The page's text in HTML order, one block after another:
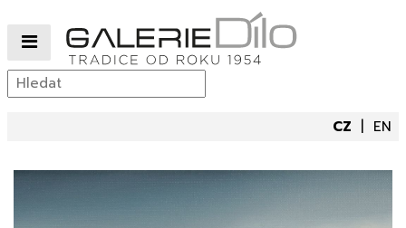
CZ EN